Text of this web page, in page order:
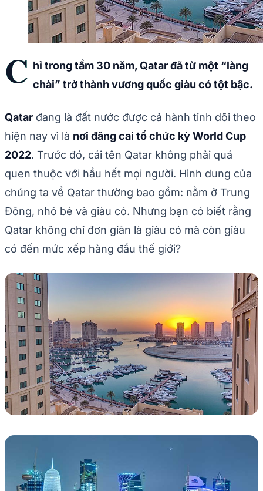
C hỉ trong tầm 30 năm, Qatar đã từ một “làng
chài” trở thành vương quốc giàu có tột bậc.
Qatar đang là đất nước được cả hành tinh dõi theo
hiện nay vì là nơi đăng cai tổ chức kỳ World Cup
2022. Trước đó, cái tên Qatar không phải quá
quen thuộc với hầu hết mọi người. Hình dung của
chúng ta về Qatar thường bao gồm: nằm ở Trung
Đông, nhỏ bé và giàu có. Nhưng bạn có biết rằng
Qatar không chỉ đơn giản là giàu có mà còn giàu
có đến mức xếp hàng đầu thế giới?